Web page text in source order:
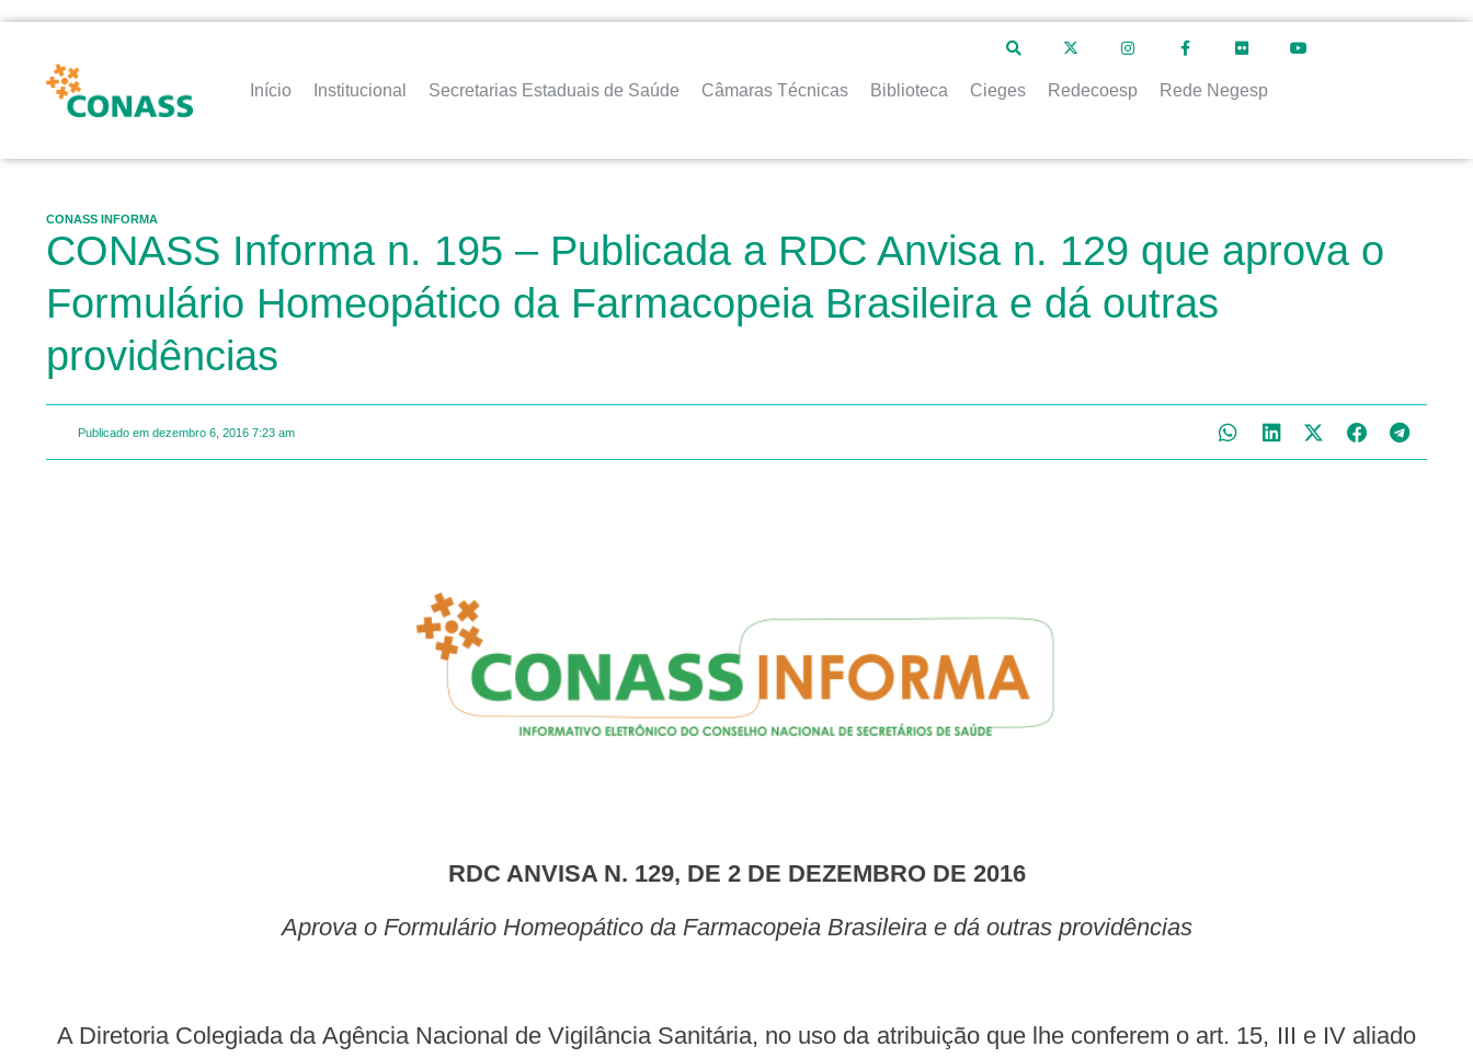
Início Institucional Secretarias Estaduais de Saúde Câmaras Técnicas Biblioteca Cieges Redecoesp Rede Negesp
CONASS INFORMA
CONASS Informa n. 195 – Publicada a RDC Anvisa n. 129 que aprova o
Formulário Homeopático da Farmacopeia Brasileira e dá outras
providências
Publicado em dezembro 6, 2016 7:23 am
RDC ANVISA N. 129, DE 2 DE DEZEMBRO DE 2016
Aprova o Formulário Homeopático da Farmacopeia Brasileira e dá outras providências
A Diretoria Colegiada da Agência Nacional de Vigilância Sanitária, no uso da atribuição que lhe conferem o art. 15, III e IV aliado